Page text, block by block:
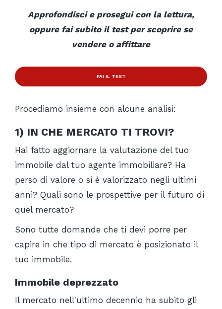
Approfondisci e prosegui con la lettura,
oppure fai subito il test per scoprire se
vendere o affittare
FAI IL TEST
Procediamo insieme con alcune analisi:
1) IN CHE MERCATO TI TROVI?
Hai fatto aggiornare la valutazione del tuo
immobile dal tuo agente immobiliare? Ha
perso di valore o si è valorizzato negli ultimi
anni? Quali sono le prospettive per il futuro di
quel mercato?
Sono tutte domande che ti devi porre per
capire in che tipo di mercato è posizionato il
tuo immobile.
Immobile deprezzato
Il mercato nell'ultimo decennio ha subito gli